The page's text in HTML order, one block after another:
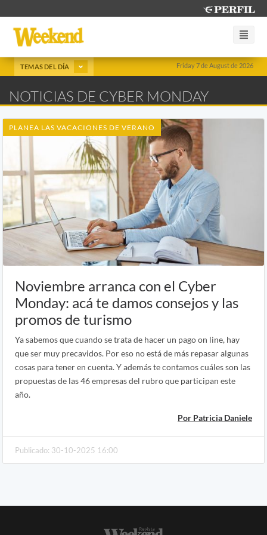
Friday 7 de August de 2026
TEMAS DEL DÍA
NOTICIAS DE CYBER MONDAY
PLANEA LAS VACACIONES DE VERANO
Noviembre arranca con el Cyber
Monday: acá te damos consejos y las
promos de turismo
Ya sabemos que cuando se trata de hacer un pago on line, hay
que ser muy precavidos. Por eso no está de más repasar algunas
cosas para tener en cuenta. Y además te contamos cuáles son las
propuestas de las 46 empresas del rubro que participan este
año.
Por Patricia Daniele
Publicado: 30-10-2025 16:00